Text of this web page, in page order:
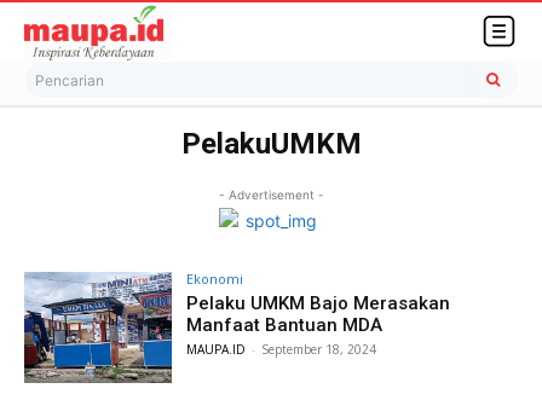
Pencarian
PelakuUMKM
- Advertisement -
Ekonomi
Pelaku UMKM Bajo Merasakan
Manfaat Bantuan MDA
MAUPA.ID - September 18, 2024